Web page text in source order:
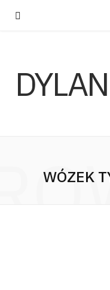
WÓZEK